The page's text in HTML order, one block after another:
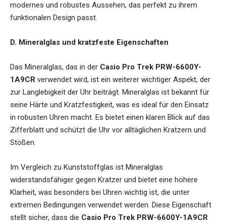
modernes und robustes Aussehen, das perfekt zu ihrem
funktionalen Design passt.
D. Mineralglas und kratzfeste Eigenschaften
Das Mineralglas, das in der Casio Pro Trek PRW-6600Y-
1A9CR verwendet wird, ist ein weiterer wichtiger Aspekt, der
zur Langlebigkeit der Uhr beiträgt. Mineralglas ist bekannt für
seine Härte und Kratzfestigkeit, was es ideal für den Einsatz
in robusten Uhren macht. Es bietet einen klaren Blick auf das
Zifferblatt und schützt die Uhr vor alltäglichen Kratzern und
Stößen.
Im Vergleich zu Kunststoffglas ist Mineralglas
widerstandsfähiger gegen Kratzer und bietet eine höhere
Klarheit, was besonders bei Uhren wichtig ist, die unter
extremen Bedingungen verwendet werden. Diese Eigenschaft
stellt sicher, dass die Casio Pro Trek PRW-6600Y-1A9CR